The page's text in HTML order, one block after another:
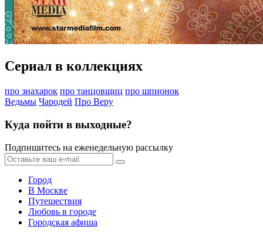
Сериал в коллекциях
про знахарок про танцовщиц про шпионок
Ведьмы Чародей Про Веру
Куда пойти в выходные?
Подпишитесь на еженедельную рассылку
Город
В Москве
Путешествия
Любовь в городе
Городская афиша